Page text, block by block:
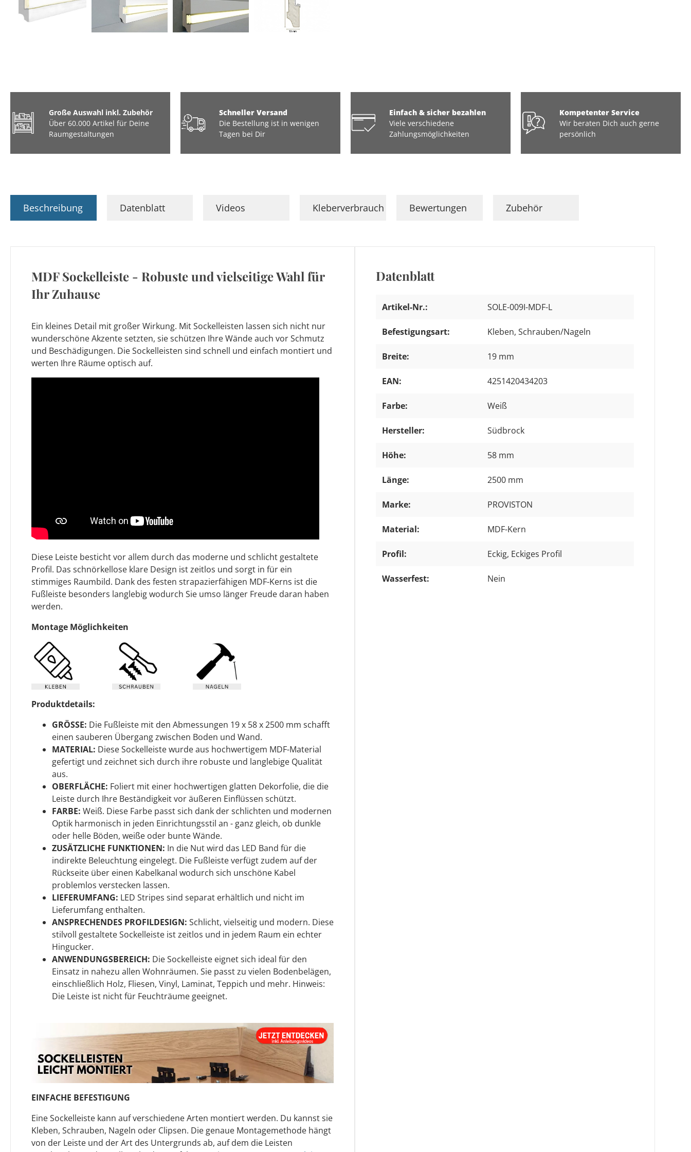
Große Auswahl inkl. Zubehör
Über 60.000 Artikel für Deine
Raumgestaltungen
Schneller Versand
Die Bestellung ist in wenigen
Tagen bei Dir
Einfach & sicher bezahlen
Viele verschiedene
Zahlungsmöglichkeiten
Kompetenter Service
Wir beraten Dich auch gerne
persönlich
Beschreibung Datenblatt Videos Kleberverbrauch Bewertungen Zubehör
MDF Sockelleiste - Robuste und vielseitige Wahl für
Ihr Zuhause
Ein kleines Detail mit großer Wirkung. Mit Sockelleisten lassen sich nicht nur
wunderschöne Akzente setzten, sie schützen Ihre Wände auch vor Schmutz
und Beschädigungen. Die Sockelleisten sind schnell und einfach montiert und
werten Ihre Räume optisch auf.
Diese Leiste besticht vor allem durch das moderne und schlicht gestaltete
Profil. Das schnörkellose klare Design ist zeitlos und sorgt in für ein
stimmiges Raumbild. Dank des festen strapazierfähigen MDF-Kerns ist die
Fußleiste besonders langlebig wodurch Sie umso länger Freude daran haben
werden.
Montage Möglichkeiten
Produktdetails:
GRÖSSE: Die Fußleiste mit den Abmessungen 19 x 58 x 2500 mm schafft
einen sauberen Übergang zwischen Boden und Wand.
MATERIAL: Diese Sockelleiste wurde aus hochwertigem MDF-Material
gefertigt und zeichnet sich durch ihre robuste und langlebige Qualität
aus.
OBERFLÄCHE: Foliert mit einer hochwertigen glatten Dekorfolie, die die
Leiste durch Ihre Beständigkeit vor äußeren Einflüssen schützt.
FARBE: Weiß. Diese Farbe passt sich dank der schlichten und modernen
Optik harmonisch in jeden Einrichtungsstil an - ganz gleich, ob dunkle
oder helle Böden, weiße oder bunte Wände.
ZUSÄTZLICHE FUNKTIONEN: In die Nut wird das LED Band für die
indirekte Beleuchtung eingelegt. Die Fußleiste verfügt zudem auf der
Rückseite über einen Kabelkanal wodurch sich unschöne Kabel
problemlos verstecken lassen.
LIEFERUMFANG: LED Stripes sind separat erhältlich und nicht im
Lieferumfang enthalten.
ANSPRECHENDES PROFILDESIGN: Schlicht, vielseitig und modern. Diese
stilvoll gestaltete Sockelleiste ist zeitlos und in jedem Raum ein echter
Hingucker.
ANWENDUNGSBEREICH: Die Sockelleiste eignet sich ideal für den
Einsatz in nahezu allen Wohnräumen. Sie passt zu vielen Bodenbelägen,
einschließlich Holz, Fliesen, Vinyl, Laminat, Teppich und mehr. Hinweis:
Die Leiste ist nicht für Feuchträume geeignet.
EINFACHE BEFESTIGUNG
Eine Sockelleiste kann auf verschiedene Arten montiert werden. Du kannst sie
Kleben, Schrauben, Nageln oder Clipsen. Die genaue Montagemethode hängt
von der Leiste und der Art des Untergrunds ab, auf dem die Leisten
Datenblatt
Artikel-Nr.: SOLE-009I-MDF-L
Befestigungsart: Kleben, Schrauben/Nageln
Breite: 19 mm
EAN: 4251420434203
Farbe: Weiß
Hersteller: Südbrock
Höhe: 58 mm
Länge: 2500 mm
Marke: PROVISTON
Material: MDF-Kern
Profil: Eckig, Eckiges Profil
Wasserfest: Nein